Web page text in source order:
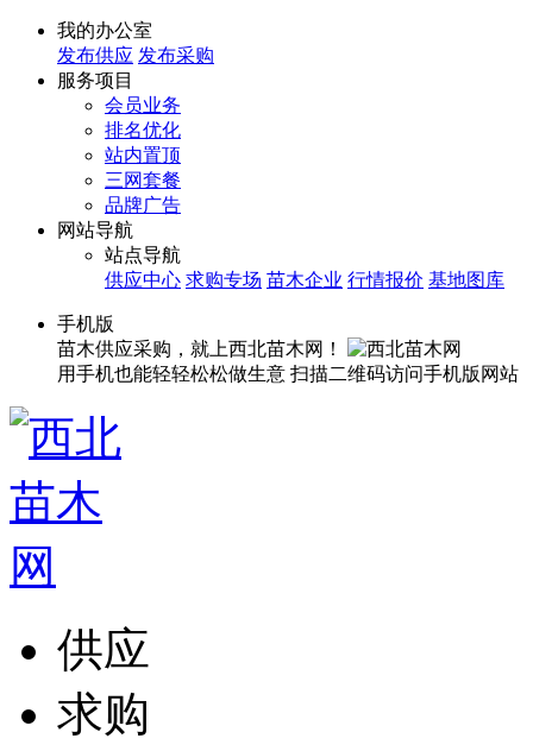
我的办公室
发布供应 发布采购
服务项目
会员业务
排名优化
站内置顶
三网套餐
品牌广告
网站导航
站点导航
供应中心 求购专场 苗木企业 行情报价 基地图库
手机版
苗木供应采购，就上西北苗木网！
用手机也能轻轻松松做生意 扫描二维码访问手机版网站
供应
求购